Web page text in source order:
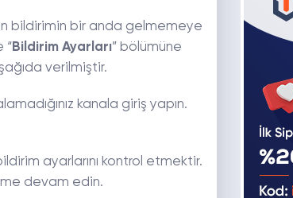
bildirimin bir anda gelmemeye
“Bildirim Ayarları” bölümüne
verilmiştir.
kanala giriş yapın.
ayarlarını kontrol etmektir.
devam edin.